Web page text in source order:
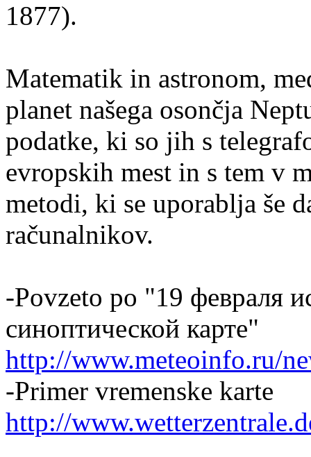
1877).
Matematik in astronom,
planet našega osončja
podatke, ki so jih s
evropskih mest in s tem v
metodi, ki se uporablja še
računalnikov.
-Povzeto po "19 февраля
синоптической карте"
http://www.meteoinfo.ru/
-Primer vremenske karte
http://